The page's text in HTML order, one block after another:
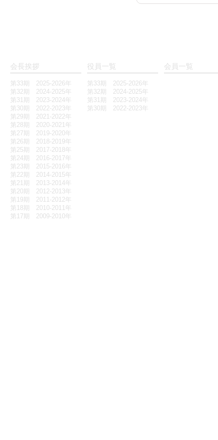
会長挨拶
第33期 2025-2026年
第32期 2024-2025年
第31期 2023-2024年
第30期 2022-2023年
第29期 2021-2022年
第28期 2020-2021年
第27期 2019-2020年
第26期 2018-2019年
第25期 2017-2018年
第24期 2016-2017年
第23期 2015-2016年
第22期 2014-2015年
第21期 2013-2014年
第20期 2012-2013年
第19期 2011-2012年
第18期 2010-2011年
第17期 2009-2010年
役員一覧
第33期 2025-2026年
第32期 2024-2025年
第31期 2023-2024年
第30期 2022-2023年
会員一覧